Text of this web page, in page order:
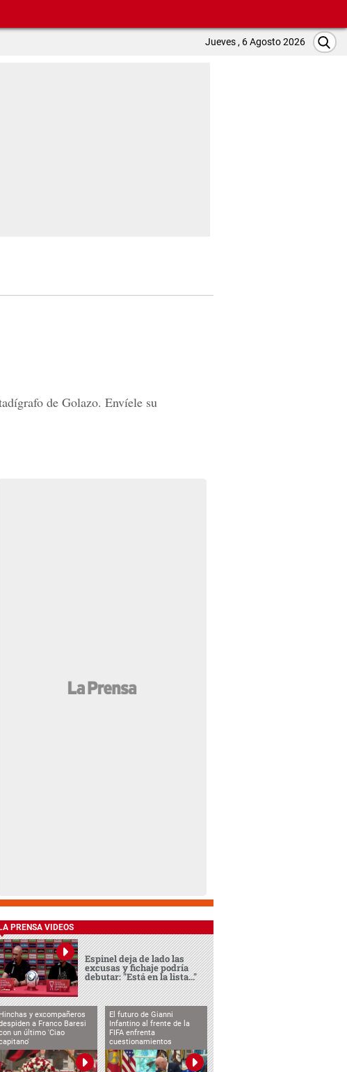
Jueves , 6 Agosto 2026
de Golazo. Envíele su
LA PRENSA VIDEOS
Espinel deja de lado las
excusas y fichaje podría
debutar: "Está en la lista..."
Hinchas y excompañeros
a Franco Baresi
un último 'Ciao
El futuro de Gianni
Infantino al frente de la
FIFA enfrenta
cuestionamientos